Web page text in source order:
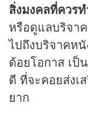
สิ่งมงคลที่ควร
หรือดูแลบริจา
ไปถึงบริจาคห
ด้อยโอกาส เป็
ดี ที่จะคอยส่งเ
ยาก